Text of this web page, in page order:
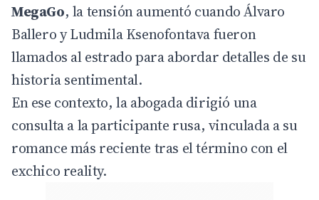
MegaGo, la tensión aumentó cuando Álvaro
Ballero y Ludmila Ksenofontava fueron
llamados al estrado para abordar detalles de su
historia sentimental.
En ese contexto, la abogada dirigió una
consulta a la participante rusa, vinculada a su
romance más reciente tras el término con el
exchico reality.